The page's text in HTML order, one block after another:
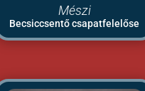
Mészi
Becsiccsentő csapatfelelőse